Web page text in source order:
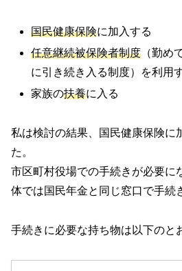
国民健康保険に加入する
任意継続被保険者制度 （勤め
に引き続き入る制度）を利用
家族の扶養に入る
私は検討の結果、国民健康保険に
た。
市区町村役場での手続きが必要に
体では国民年金と同じ窓口で手続
手続きに必要な持ち物は以下のと